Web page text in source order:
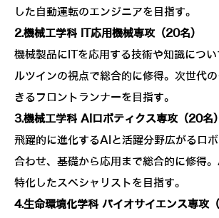
した自動運転のエンジニアを目指す。
2.機械工学科 IT応用機械専攻（20名）
機械製品にITを応用する技術や知識につ
ルツインの視点で総合的に修得。次世代
きるフロントランナーを目指す。
3.機械工学科 AIロボティクス専攻（20名）
飛躍的に進化するAIと活躍分野広がるロ
合わせ、基礎から応用まで総合的に修得
特化したスペシャリストを目指す。
4.生命環境化学科 バイオサイエンス専攻